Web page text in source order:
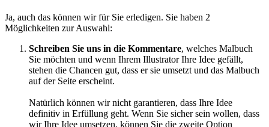
Ja, auch das können wir für Sie erledigen. Sie haben 2
Möglichkeiten zur Auswahl:
Schreiben Sie uns in die Kommentare, welches Malbuch
Sie möchten und wenn Ihrem Illustrator Ihre Idee gefällt,
stehen die Chancen gut, dass er sie umsetzt und das Malbuch
auf der Seite erscheint.
Natürlich können wir nicht garantieren, dass Ihre Idee
definitiv in Erfüllung geht. Wenn Sie sicher sein wollen, dass
wir Ihre Idee umsetzen, können Sie die zweite Option